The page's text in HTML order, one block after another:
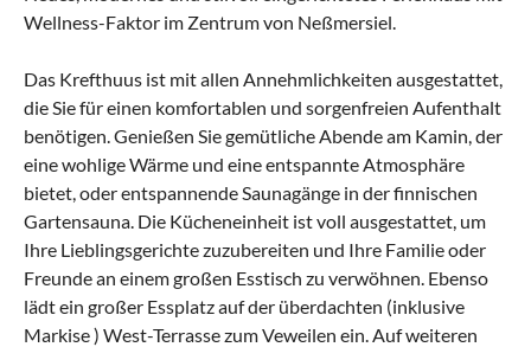
Wellness-Faktor im Zentrum von Neßmersiel.
Das Krefthuus ist mit allen Annehmlichkeiten ausgestattet,
die Sie für einen komfortablen und sorgenfreien Aufenthalt
benötigen. Genießen Sie gemütliche Abende am Kamin, der
eine wohlige Wärme und eine entspannte Atmosphäre
bietet, oder entspannende Saunagänge in der finnischen
Gartensauna. Die Kücheneinheit ist voll ausgestattet, um
Ihre Lieblingsgerichte zuzubereiten und Ihre Familie oder
Freunde an einem großen Esstisch zu verwöhnen. Ebenso
lädt ein großer Essplatz auf der überdachten (inklusive
Markise ) West-Terrasse zum Veweilen ein. Auf weiteren